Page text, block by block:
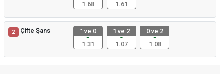
1.68
1.61
2 Çifte Şans
1 ve 0
1.31
1 ve 2
1.07
0 ve 2
1.08